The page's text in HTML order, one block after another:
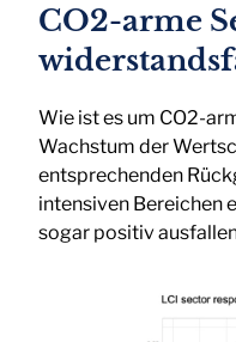
CO2-arme
Wie ist es um CO2-
Wachstum der
entsprechenden
intensiven Bereichen
sogar positiv